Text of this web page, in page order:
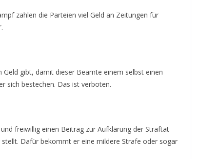
zahlen die Parteien viel Geld an Zeitungen für
gibt, damit dieser Beamte einem selbst einen
sich bestechen. Das ist verboten.
freiwillig einen Beitrag zur Aufklärung der Straftat
Dafür bekommt er eine mildere Strafe oder sogar